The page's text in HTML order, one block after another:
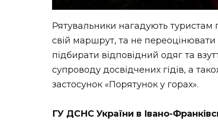
Рятувальники нагадують
свій маршрут, та не переоцінювати
підбирати відповідний одяг та
супроводу досвідчених гідів, а
застосунок «Порятунок у горах».
ГУ ДСНС України в Івано-